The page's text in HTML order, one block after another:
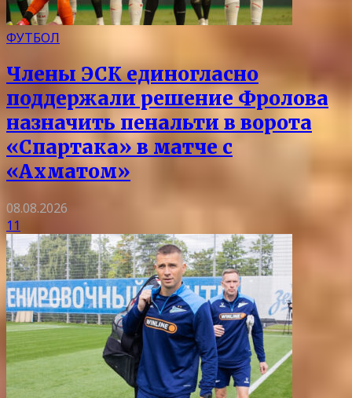
ФУТБОЛ
Члены ЭСК единогласно
поддержали решение Фролова
назначить пенальти в ворота
«Спартака» в матче с
«Ахматом»
08.08.2026
11